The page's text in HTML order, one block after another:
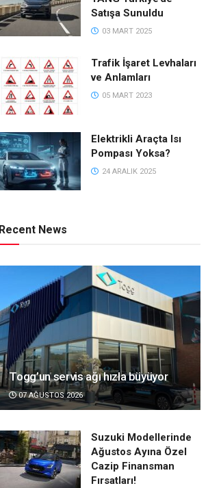
Satışa Sunuldu
03 MART 2025
Trafik İşaret Levhaları
ve Anlamları
05 MART 2023
Elektrikli Araçta Isı
Pompası Yoksa?
24 ARALIK 2025
Recent News
Togg’un servis ağı hızla büyüyor
07 AĞUSTOS 2026
Suzuki Modellerinde
Ağustos Ayına Özel
Cazip Finansman
Fırsatları!